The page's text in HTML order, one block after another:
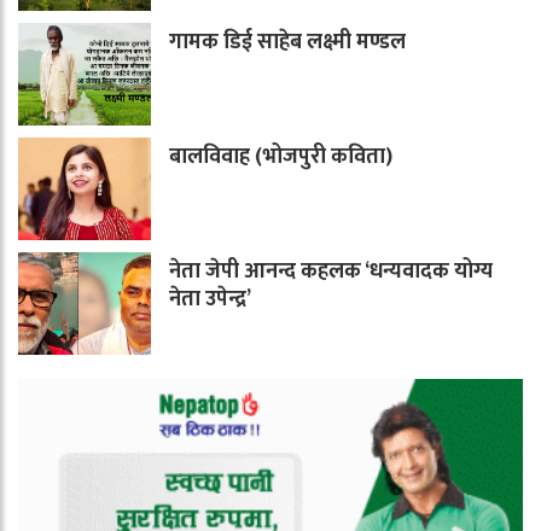
गामक डिई साहेब लक्ष्मी मण्डल
बालविवाह (भोजपुरी कविता)
नेता जेपी आनन्द कहलक ‘धन्यवादक योग्य
नेता उपेन्द्र’